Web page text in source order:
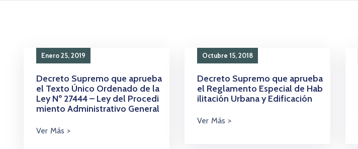
Enero 25, 2019
Decreto Supremo que aprueba
el Texto Único Ordenado de la
Ley Nº 27444 – Ley del Procedi
miento Administrativo General
Octubre 15, 2018
Decreto Supremo que aprueba
el Reglamento Especial de Hab
ilitación Urbana y Edificación